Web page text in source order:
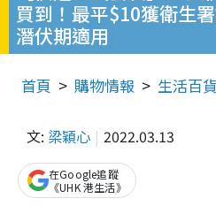
買到！最平$10獲衛生
潛伏期適用
首頁 購物情報 生活百貨
文: 梁穎心 2022.03.13
在Google追蹤
《UHK 港生活》